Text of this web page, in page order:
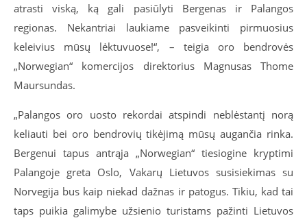
atrasti viską, ką gali pasiūlyti Bergenas ir Palangos
regionas. Nekantriai laukiame pasveikinti pirmuosius
keleivius mūsų lėktuvuose!“, – teigia oro bendrovės
„Norwegian“ komercijos direktorius Magnusas Thome
Maursundas.
„Palangos oro uosto rekordai atspindi neblėstantį norą
keliauti bei oro bendrovių tikėjimą mūsų augančia rinka.
Bergenui tapus antrąja „Norwegian“ tiesiogine kryptimi
Palangoje greta Oslo, Vakarų Lietuvos susisiekimas su
Norvegija bus kaip niekad dažnas ir patogus. Tikiu, kad tai
taps puikia galimybe užsienio turistams pažinti Lietuvos